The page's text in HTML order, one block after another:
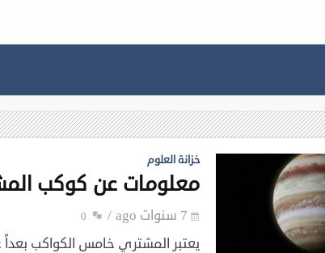
خزانة العلوم
معلومات عن كوكب
7 سنوات ago 0
يعتبر المشتري خامس الكواكب